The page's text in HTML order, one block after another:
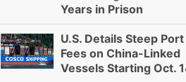
Years in Prison
U.S. Details Steep Port
Fees on China-Linked
Vessels Starting Oct.